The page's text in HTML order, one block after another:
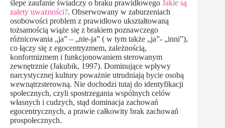
ślepe zaufanie świadczy o braku prawidłowego Jakie są
zalety uważności?. Obserwowany w zaburzeniach
osobowości problem z prawidłowo ukształtowaną
tożsamością wiąże się z brakiem poznawczego
różnicowania „ja” – „nie-ja” ( w tym także „ja”- „inni”),
co łączy się z egocentryzmem, zależnością,
konformizmem i funkcjonowaniem sterowanym
zewnętrznie (Jakubik, 1997). Dominujące wpływy
narcystycznej kultury poważnie utrudniają bycie osobą
wewnątrzsterowną. Nie dochodzi tutaj do identyfikacji
społecznych, czyli spostrzegania wspólnych celów
własnych i cudzych, stąd dominacja zachowań
egocentrycznych, a prawie całkowity brak zachowań
prospołecznych.